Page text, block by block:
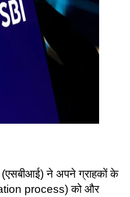
ने अपने ग्राहकों के
process) को और